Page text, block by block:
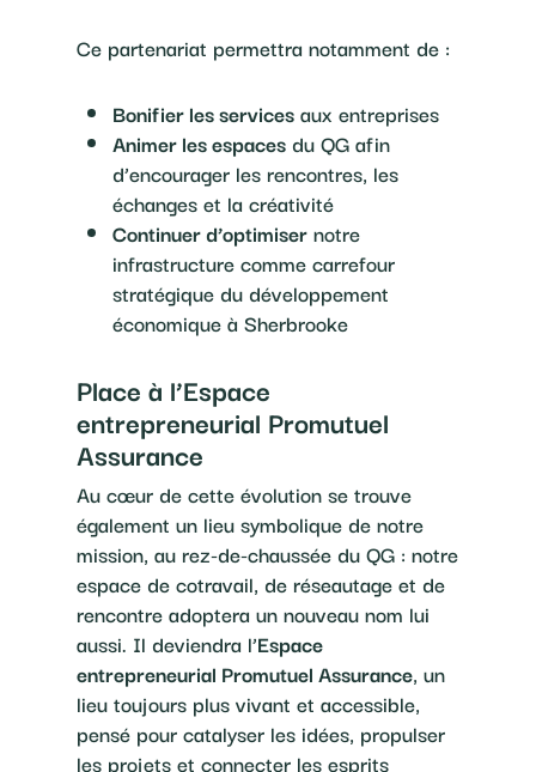
Ce partenariat permettra notamment de :
Bonifier les servicesaux entreprises
Animer les espaces du QG afin
d’encourager les rencontres, les
échanges et la créativité
Continuer d’optimisernotre
infrastructure comme carrefour
stratégique du développement
économique à Sherbrooke
Place à l’Espace
entrepreneurial Promutuel
Assurance
Au cœur de cette évolution se trouve
également un lieu symbolique de notre
mission, au rez-de-chaussée du QG : notre
espace de cotravail, de réseautage et de
rencontre adoptera un nouveau nom lui
aussi. Il deviendra l’Espace
entrepreneurial Promutuel Assurance, un
lieu toujours plus vivant et accessible,
pensé pour catalyser les idées, propulser
les projets et connecter les esprits